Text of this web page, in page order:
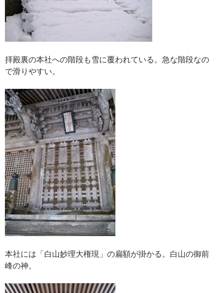
拝殿裏の本社への階段も雪に覆われている。急な階段なの
で滑りやすい。
本社には「白山妙理大権現」の扁額が掛かる。白山の御前
峰の神。